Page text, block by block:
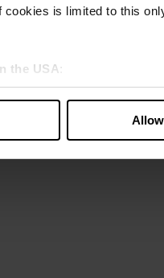
is limited to this
the USA :
in the USA. The
by EU standards.